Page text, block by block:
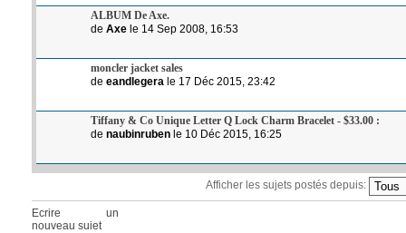
ALBUM De Axe.
de Axele 14 Sep 2008, 16:53
moncler jacket sales
de eandlegera le 17 Déc 2015, 23:42
Tiffany & Co Unique Letter Q Lock Charm Bracelet - $33.00 :
de naubinrubenle 10 Déc 2015, 16:25
Afficher les sujets postés depuis:
Ecrire un
nouveau sujet